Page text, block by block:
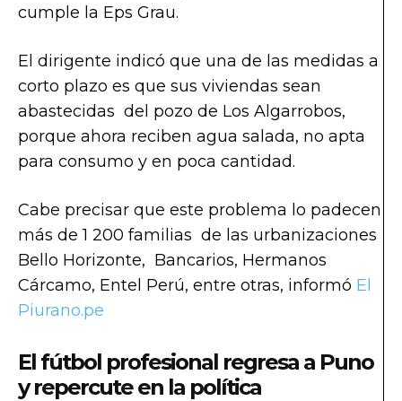
cumple la Eps Grau.
El dirigente indicó que una de las medidas a
corto plazo es que sus viviendas sean
abastecidas del pozo de Los Algarrobos,
porque ahora reciben agua salada, no apta
para consumo y en poca cantidad.
Cabe precisar que este problema lo padecen
más de 1 200 familias de las urbanizaciones
Bello Horizonte, Bancarios, Hermanos
Cárcamo, Entel Perú, entre otras, informó El
Piurano.pe
El fútbol profesional regresa a Puno
y repercute en la política